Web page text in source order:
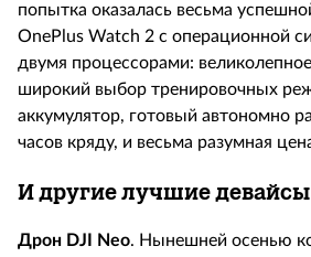
попытка оказалась весьма
OnePlus Watch 2 с операционной
двумя процессорами:
широкий выбор тренировочных
аккумулятор, готовый автономно
часов кряду, и весьма разумная
И другие лучшие девайсы
Дрон DJI Neo. Нынешней осенью